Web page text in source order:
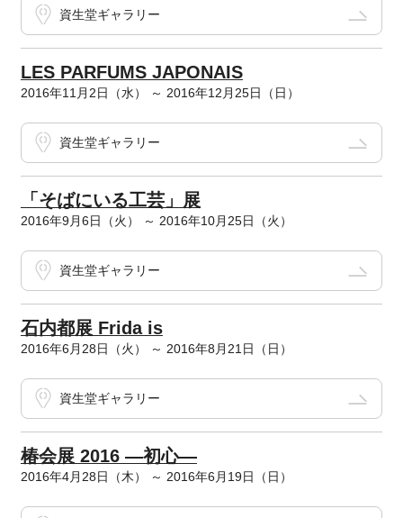
資生堂ギャラリー
LES PARFUMS JAPONAIS
2016年11月2日（水） ～ 2016年12月25日（日）
資生堂ギャラリー
「そばにいる工芸」展
2016年9月6日（火） ～ 2016年10月25日（火）
資生堂ギャラリー
石内都展 Frida is
2016年6月28日（火） ～ 2016年8月21日（日）
資生堂ギャラリー
椿会展 2016 ―初心―
2016年4月28日（木） ～ 2016年6月19日（日）